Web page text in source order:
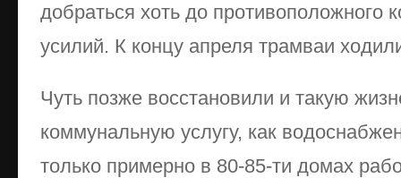
добраться хоть до противоположного
усилий. К концу апреля трамваи
Чуть позже восстановили и такую
коммунальную услугу, как
только примерно в 80-85-ти домах